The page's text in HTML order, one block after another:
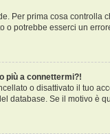
Per prima cosa
o potrebbe esserci un
più a connettermi?!
o disattivato il tuo
database. Se il motivo è